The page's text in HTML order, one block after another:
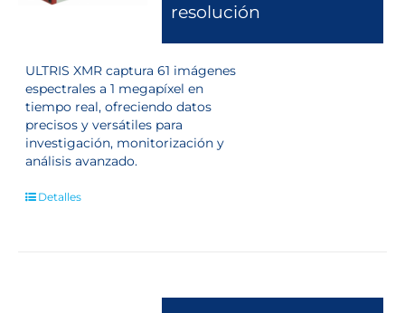
resolución
ULTRIS XMR captura 61 imágenes
espectrales a 1 megapíxel en
tiempo real, ofreciendo datos
precisos y versátiles para
investigación, monitorización y
análisis avanzado.
Detalles